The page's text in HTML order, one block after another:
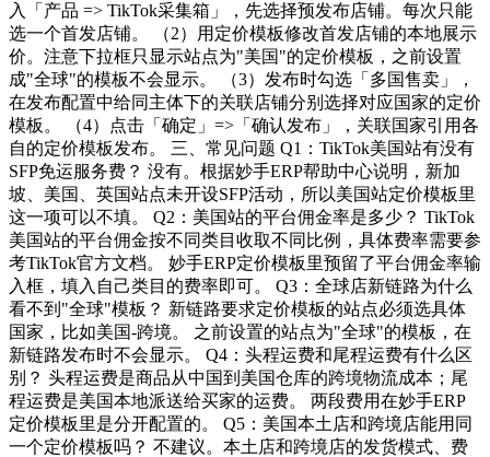
入「产品 => TikTok采集箱」，先选择预发布店铺。每次只能
选一个首发店铺。 （2）用定价模板修改首发店铺的本地展示
价。注意下拉框只显示站点为"美国"的定价模板，之前设置
成"全球"的模板不会显示。 （3）发布时勾选「多国售卖」，
在发布配置中给同主体下的关联店铺分别选择对应国家的定价
模板。 （4）点击「确定」=>「确认发布」，关联国家引用各
自的定价模板发布。 三、常见问题 Q1：TikTok美国站有没有
SFP免运服务费？ 没有。根据妙手ERP帮助中心说明，新加
坡、美国、英国站点未开设SFP活动，所以美国站定价模板里
这一项可以不填。 Q2：美国站的平台佣金率是多少？ TikTok
美国站的平台佣金按不同类目收取不同比例，具体费率需要参
考TikTok官方文档。 妙手ERP定价模板里预留了平台佣金率输
入框，填入自己类目的费率即可。 Q3：全球店新链路为什么
看不到"全球"模板？ 新链路要求定价模板的站点必须选具体
国家，比如美国-跨境。 之前设置的站点为"全球"的模板，在
新链路发布时不会显示。 Q4：头程运费和尾程运费有什么区
别？ 头程运费是商品从中国到美国仓库的跨境物流成本；尾
程运费是美国本地派送给买家的运费。 两段费用在妙手ERP
定价模板里是分开配置的。 Q5：美国本土店和跨境店能用同
一个定价模板吗？ 不建议。本土店和跨境店的发货模式、费